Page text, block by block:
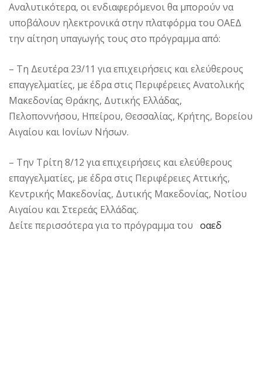
Αναλυτικότερα, οι ενδιαφερόμενοι θα μπορούν να
υποβάλουν ηλεκτρονικά στην πλατφόρμα του ΟΑΕΔ
την αίτηση υπαγωγής τους στο πρόγραμμα από:
– Τη Δευτέρα 23/11 για επιχειρήσεις και ελεύθερους
επαγγελματίες, με έδρα στις Περιφέρειες Ανατολικής
Μακεδονίας Θράκης, Δυτικής Ελλάδας,
Πελοποννήσου, Ηπείρου, Θεσσαλίας, Κρήτης, Βορείου
Αιγαίου και Ιονίων Νήσων.
– Την Τρίτη 8/12 για επιχειρήσεις και ελεύθερους
επαγγελματίες, με έδρα στις Περιφέρειες Αττικής,
Κεντρικής Μακεδονίας, Δυτικής Μακεδονίας, Νοτίου
Αιγαίου και Στερεάς Ελλάδας.
Δείτε περισσότερα για το πρόγραμμα του οαεδ